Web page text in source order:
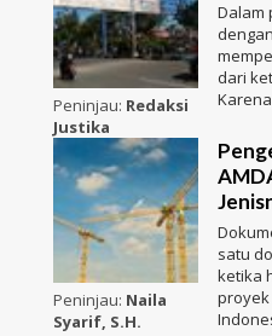
Peninjau: Redaksi
Justika
Dalam
dari
Peninjau: Naila
Syarif, S.H.
satu
ketika